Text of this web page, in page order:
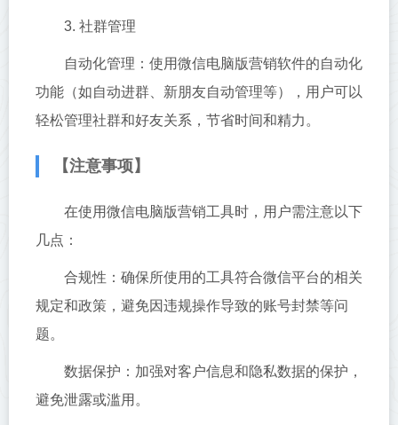
3. 社群管理
自动化管理：使用微信电脑版营销软件的自动化
功能（如自动进群、新朋友自动管理等），用户可以
轻松管理社群和好友关系，节省时间和精力。
【注意事项】
在使用微信电脑版营销工具时，用户需注意以下
几点：
合规性：确保所使用的工具符合微信平台的相关
规定和政策，避免因违规操作导致的账号封禁等问
题。
数据保护：加强对客户信息和隐私数据的保护，
避免泄露或滥用。